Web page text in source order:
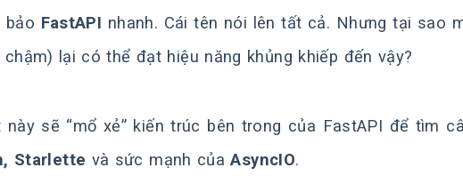
bảo FastAPI nhanh. Cái tên nói lên tất cả. Nhưng tại sao
lại có thể đạt hiệu năng khủng khiếp đến vậy?
này sẽ “mổ xẻ” kiến trúc bên trong của FastAPI để tìm
Starlette và sức mạnh của AsyncIO.